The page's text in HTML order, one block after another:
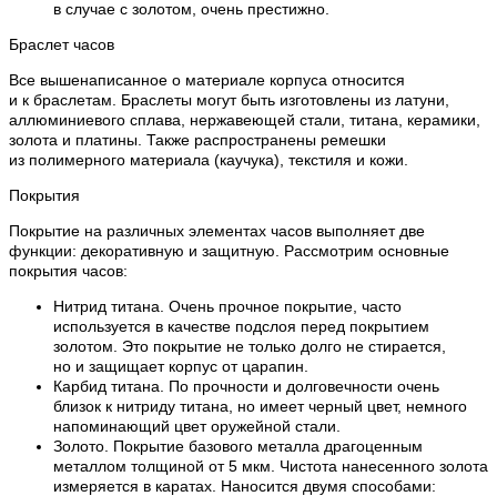
в случае с золотом, очень престижно.
Браслет часов
Все вышенаписанное о материале корпуса относится
и к браслетам. Браслеты могут быть изготовлены из латуни,
аллюминиевого сплава, нержавеющей стали, титана, керамики,
золота и платины. Также распространены ремешки
из полимерного материала (каучука), текстиля и кожи.
Покрытия
Покрытие на различных элементах часов выполняет две
функции: декоративную и защитную. Рассмотрим основные
покрытия часов:
Нитрид титана. Очень прочное покрытие, часто
используется в качестве подслоя перед покрытием
золотом. Это покрытие не только долго не стирается,
но и защищает корпус от царапин.
Карбид титана. По прочности и долговечности очень
близок к нитриду титана, но имеет черный цвет, немного
напоминающий цвет оружейной стали.
Золото. Покрытие базового металла драгоценным
металлом толщиной от 5 мкм. Чистота нанесенного золота
измеряется в каратах. Наносится двумя способами: